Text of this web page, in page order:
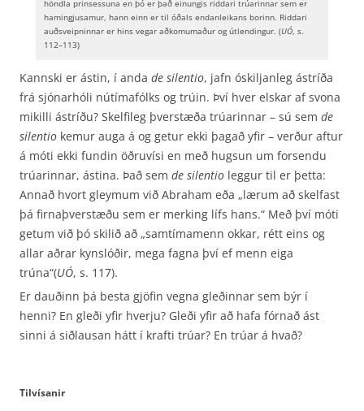
höndla prinsessuna en þó er það einungis riddari trúarinnar sem er
hamingjusamur, hann einn er til óðals endanleikans borinn. Riddari
auðsveipninnar er hins vegar aðkomumaður og útlendingur. (UÓ, s.
112–113)
Kannski er ástin, í anda de silentio, jafn óskiljanleg ástríða
frá sjónarhóli nútímafólks og trúin. Því hver elskar af svona
mikilli ástríðu? Skelfileg þverstæða trúarinnar – sú sem de
silentio kemur auga á og getur ekki þagað yfir – verður aftur
á móti ekki fundin öðruvísi en með hugsun um forsendu
trúarinnar, ástina. Það sem de silentio leggur til er þetta:
Annað hvort gleymum við Abraham eða „lærum að skelfast
þá firnaþverstæðu sem er merking lífs hans.“ Með því móti
getum við þó skilið að „samtímamenn okkar, rétt eins og
allar aðrar kynslóðir, mega fagna því ef menn eiga
trúna“(UÓ, s. 117).
Er dauðinn þá besta gjöfin vegna gleðinnar sem býr í
henni? En gleði yfir hverju? Gleði yfir að hafa fórnað ást
sinni á siðlausan hátt í krafti trúar? En trúar á hvað?
Tilvísanir